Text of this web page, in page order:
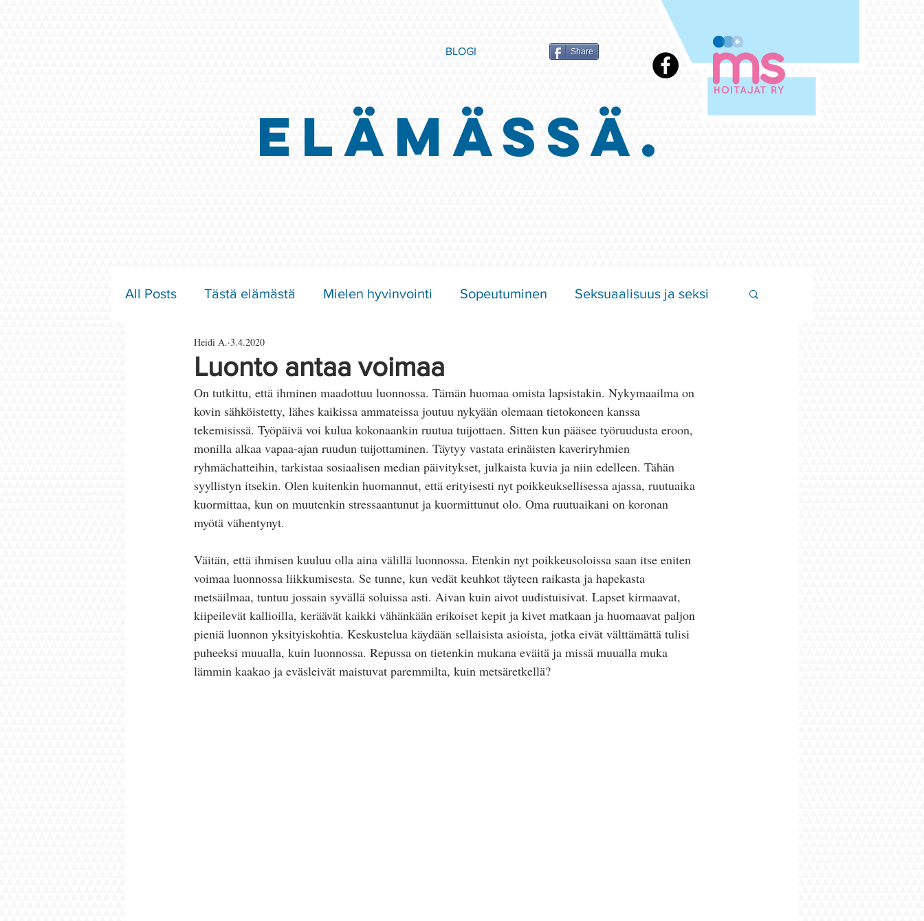
BLOGI Share
ELÄMÄSSÄ.
All Posts Tästä elämästä Mielen hyvinvointi Sopeutuminen Seksuaalisuus ja seksi
Parisuhde ja rakkaus
Luonto antaa voimaa
Heidi A. 3.4.2020
On tutkittu, että ihminen maadottuu luonnossa. Tämän huomaa omista lapsistakin. Nykymaailma on
kovin sähköistetty, lähes kaikissa ammateissa joutuu nykyään olemaan tietokoneen kanssa
tekemisissä. Työpäivä voi kulua kokonaankin ruutua tuijottaen. Sitten kun pääsee työruudusta eroon,
monilla alkaa vapaa-ajan ruudun tuijottaminen. Täytyy vastata erinäisten kaveriryhmien
ryhmächatteihin, tarkistaa sosiaalisen median päivitykset, julkaista kuvia ja niin edelleen. Tähän
syyllistyn itsekin. Olen kuitenkin huomannut, että erityisesti nyt poikkeuksellisessa ajassa, ruutuaika
kuormittaa, kun on muutenkin stressaantunut ja kuormittunut olo. Oma ruutuaikani on koronan
myötä vähentynyt.
Väitän, että ihmisen kuuluu olla aina välillä luonnossa. Etenkin nyt poikkeusoloissa saan itse eniten
voimaa luonnossa liikkumisesta. Se tunne, kun vedät keuhkot täyteen raikasta ja hapekasta
metsäilmaa, tuntuu jossain syvällä soluissa asti. Aivan kuin aivot uudistuisivat. Lapset kirmaavat,
kiipeilevät kallioilla, keräävät kaikki vähänkään erikoiset kepit ja kivet matkaan ja huomaavat paljon
pieniä luonnon yksityiskohtia. Keskustelua käydään sellaisista asioista, jotka eivät välttämättä tulisi
puheeksi muualla, kuin luonnossa. Repussa on tietenkin mukana eväitä ja missä muualla muka
lämmin kaakao ja eväsleivät maistuvat paremmilta, kuin metsäretkellä?